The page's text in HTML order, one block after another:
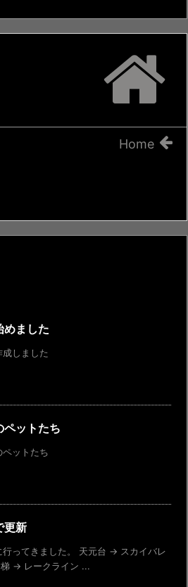
Home
めました
成しました
ペットたち
ペットたち
更新
行ってきました。 天元台 → スカイバレ
→ レークライン ...